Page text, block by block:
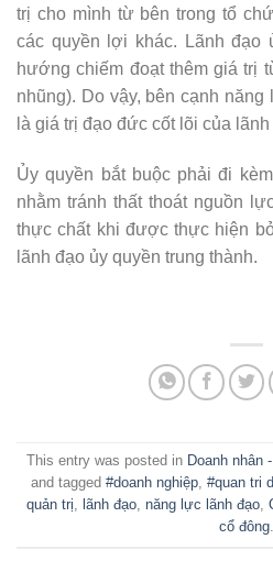
trị cho mình từ bên trong tổ
các quyền lợi khác. Lãnh đạo
hướng chiếm đoạt thêm giá trị
nhũng). Do vậy, bên cạnh
là giá trị đạo đức cốt lõi của
Ủy quyền bắt buộc phải đi
nhằm tránh thất thoát nguồn
thực chất khi được thực hiện
lãnh đạo ủy quyền trung thành.
This entry was posted in Doanh nhân
and tagged #doanh nghiệp #quan tri
quản trị
lãnh đạo, năng lực lãnh đạo,
cổ đông